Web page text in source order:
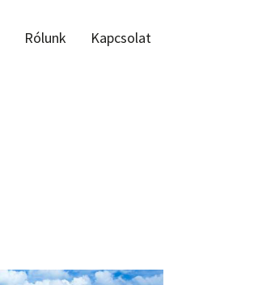
Rólunk Kapcsolat